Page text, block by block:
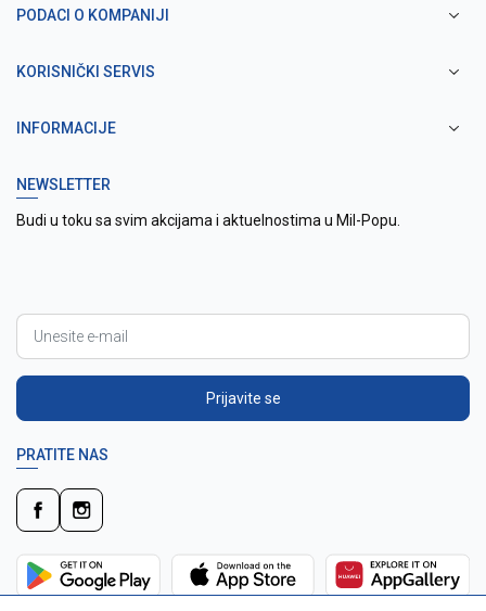
PODACI O KOMPANIJI
KORISNIČKI SERVIS
INFORMACIJE
NEWSLETTER
Budi u toku sa svim akcijama i aktuelnostima u Mil-Popu.
Prijavite se
PRATITE NAS